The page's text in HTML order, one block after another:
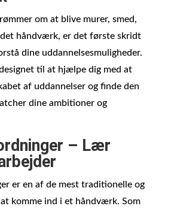
om at blive murer, smed,
håndværk, er det første skridt
dine uddannelsesmuligheder.
til at hjælpe dig med at
af uddannelser og finde den
dine ambitioner og
– Lær
er en af de mest traditionelle og
komme ind i et håndværk. Som